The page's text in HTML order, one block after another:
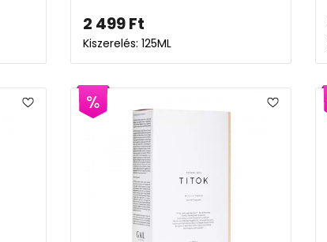
2 499Ft
Kiszerelés: 125ML